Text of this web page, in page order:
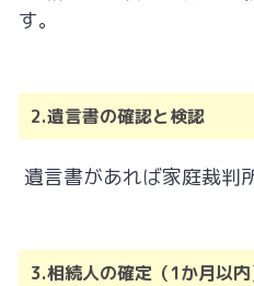
す。
2.遺言書の確認と検認
遺言書があれば家庭裁判
3.相続人の確定（1か月以内